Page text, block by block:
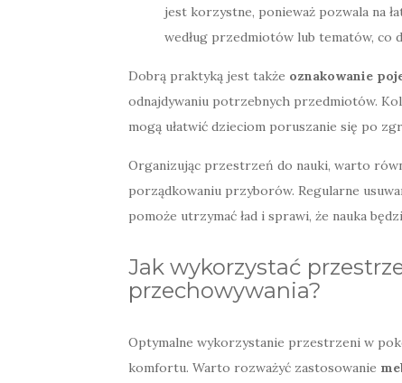
jest korzystne, ponieważ pozwala na
według przedmiotów lub tematów, co
Dobrą praktyką jest także oznakowanie
odnajdywaniu potrzebnych przedmiotów.
mogą ułatwić dzieciom poruszanie się po
Organizując przestrzeń do nauki, warto
porządkowaniu przyborów. Regularne
pomoże utrzymać ład i sprawi, że nauka
Jak wykorzystać
przechowywania?
Optymalne wykorzystanie przestrzeni w
komfortu. Warto rozważyć zastosowanie